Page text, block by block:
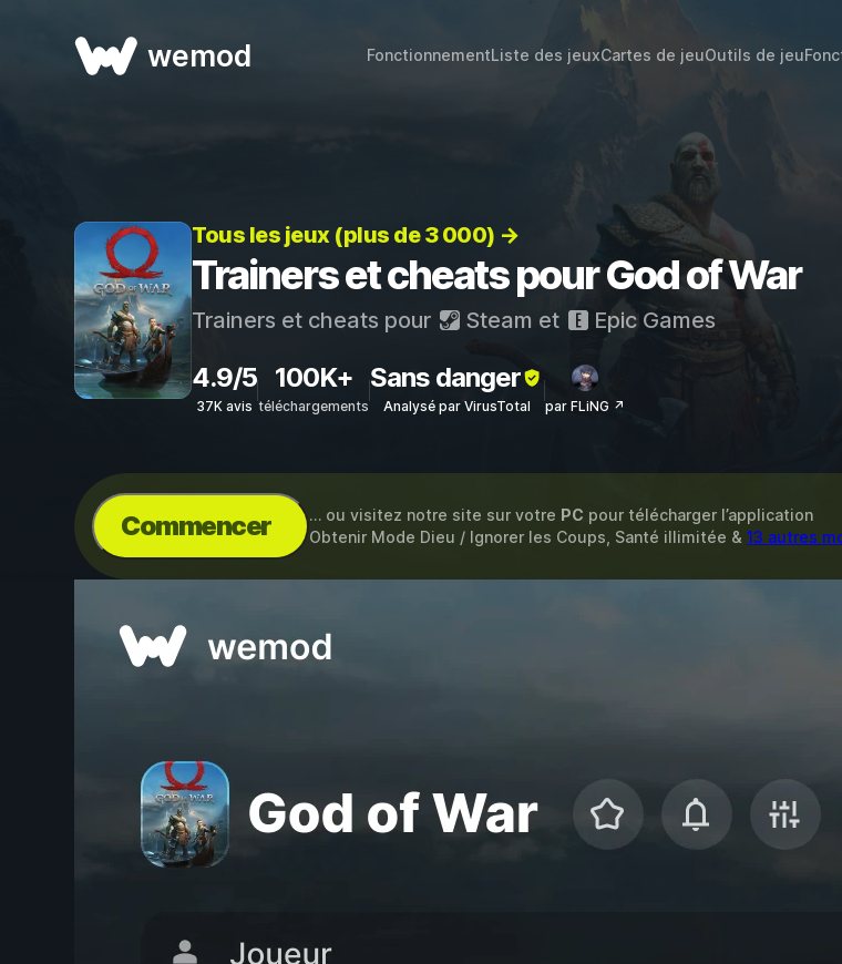
wemod FonctionnementListe des jeuxCartes de jeuOutils de jeu
Tous les jeux (plus de 3 000) →
Trainers et cheats pour God of War
Trainers et cheats pour Steam et Epic Games
4.9/5
37K avis
100K+
téléchargements
Sans danger
Analysé par VirusTotal par FLiNG ↗
Commencer … ou visitez notre site sur votre PC pour télécharger l’application
Obtenir Mode Dieu / Ignorer les Coups, Santé illimitée & 13 autres